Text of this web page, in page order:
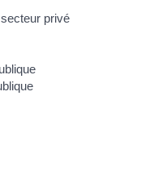
privé